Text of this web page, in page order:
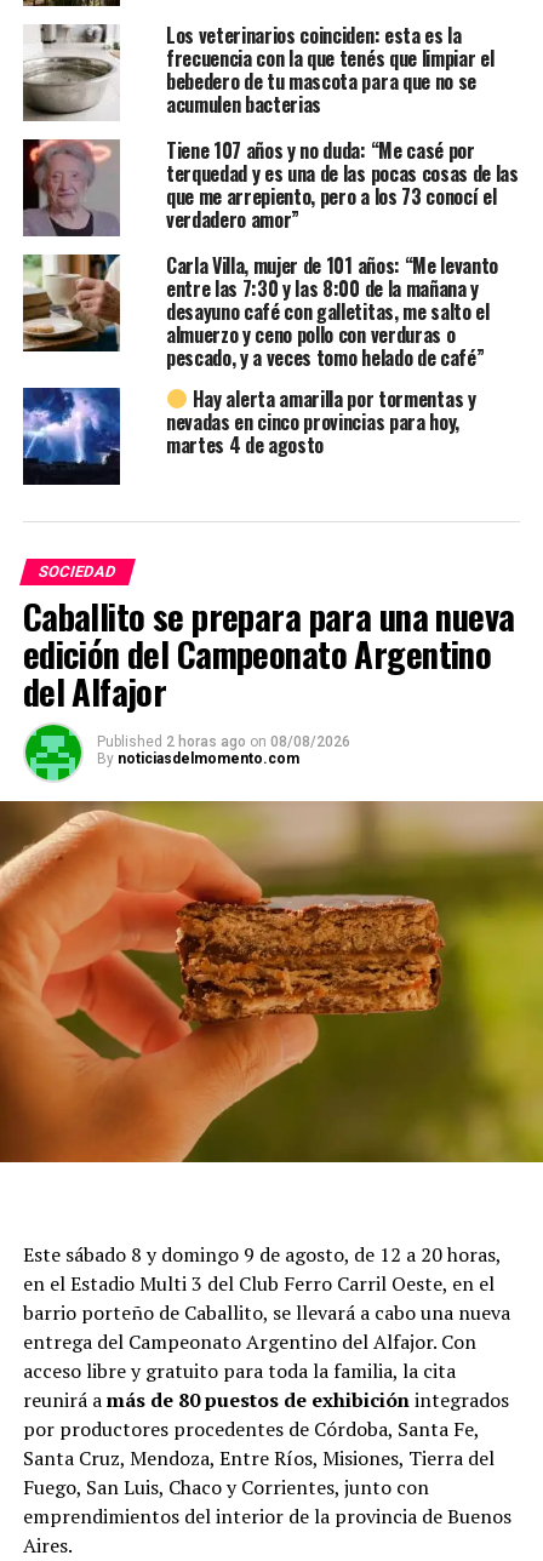
Los veterinarios coinciden: esta es la
frecuencia con la que tenés que limpiar el
bebedero de tu mascota para que no se
acumulen bacterias
Tiene 107 años y no duda: “Me casé por
terquedad y es una de las pocas cosas de las
que me arrepiento, pero a los 73 conocí el
verdadero amor”
Carla Villa, mujer de 101 años: “Me levanto
entre las 7:30 y las 8:00 de la mañana y
desayuno café con galletitas, me salto el
almuerzo y ceno pollo con verduras o
pescado, y a veces tomo helado de café”
Hay alerta amarilla por tormentas y
nevadas en cinco provincias para hoy,
martes 4 de agosto
SOCIEDAD
Caballito se prepara para una nueva
edición del Campeonato Argentino
del Alfajor
Published 2 horas ago on 08/08/2026
By noticiasdelmomento.com
Este sábado 8 y domingo 9 de agosto, de 12 a 20 horas,
en el Estadio Multi 3 del Club Ferro Carril Oeste, en el
barrio porteño de Caballito, se llevará a cabo una nueva
entrega del Campeonato Argentino del Alfajor. Con
acceso libre y gratuito para toda la familia, la cita
reunirá amás de 80 puestos de exhibiciónintegrados
por productores procedentes de Córdoba, Santa Fe,
Santa Cruz, Mendoza, Entre Ríos, Misiones, Tierra del
Fuego, San Luis, Chaco y Corrientes, junto con
emprendimientos del interior de la provincia de Buenos
Aires.